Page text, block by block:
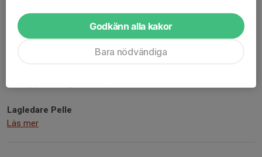
Spelade mot Kungälv och dubbel mot Askim. Gick rent!
Lagledare Pelle
Läs mer
Godkänn alla kakor
Bara nödvändiga